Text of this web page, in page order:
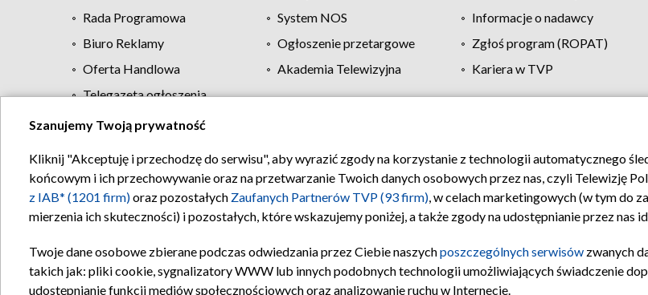
Rada Programowa
System NOS Informacje o nadawcy
Biuro Reklamy
Ogłoszenie przetargowe Zgłoś program (ROPAT)
Oferta Handlowa
Akademia Telewizyjna Kariera w TVP
Telegazeta ogłoszenia
Regulamin TVP Polityka prywatności Moje zgody Pomoc
Szanujemy Twoją prywatność
Kliknij "Akceptuję i przechodzę do serwisu", aby wyrazić zgody na korzystanie z technologii automatycznego
końcowym i ich przechowywanie oraz na przetwarzanie Twoich danych osobowych przez nas, czyli Telewizję
z IAB* (1201 firm)oraz pozostałych Zaufanych Partnerów TVP (93 firm), w celach marketingowych (w tym do
mierzenia ich skuteczności) i pozostałych, które wskazujemy poniżej, a także zgody na udostępnianie przez nas
Twoje dane osobowe zbierane podczas odwiedzania przez Ciebie naszychposzczególnych serwisów zwanych
takich jak: pliki cookie, sygnalizatory WWW lub innych podobnych technologii umożliwiających świadczenie
udostępnianie funkcji mediów społecznościowych oraz analizowanie ruchu w Internecie.